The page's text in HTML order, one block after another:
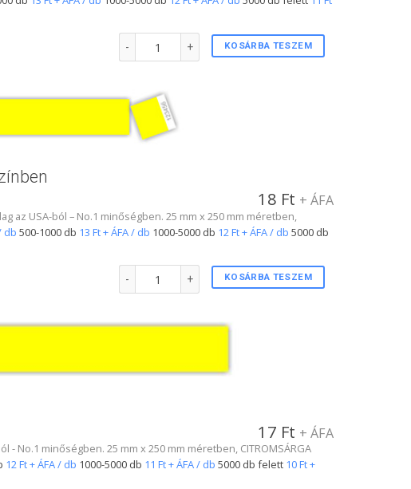
KOSÁRBA TESZEM
1"-s tőszelvényes karszalag PINK színben mennyiség
18 Ft + ÁFA
az USA-ból – No.1 minőségben. 25 mm x 250 mm méretben,
db 500-1000 db 13 Ft + ÁFA / db 1000-5000 db 12 Ft + ÁFA / db 5000 db
KOSÁRBA TESZEM
1"-s tőszelvényes karszalag CITROMSÁRGA színben
17 Ft + ÁFA
No.1 minőségben. 25 mm x 250 mm méretben, CITROMSÁRGA
12 Ft + ÁFA / db 1000-5000 db 11 Ft + ÁFA / db 5000 db felett 10 Ft +